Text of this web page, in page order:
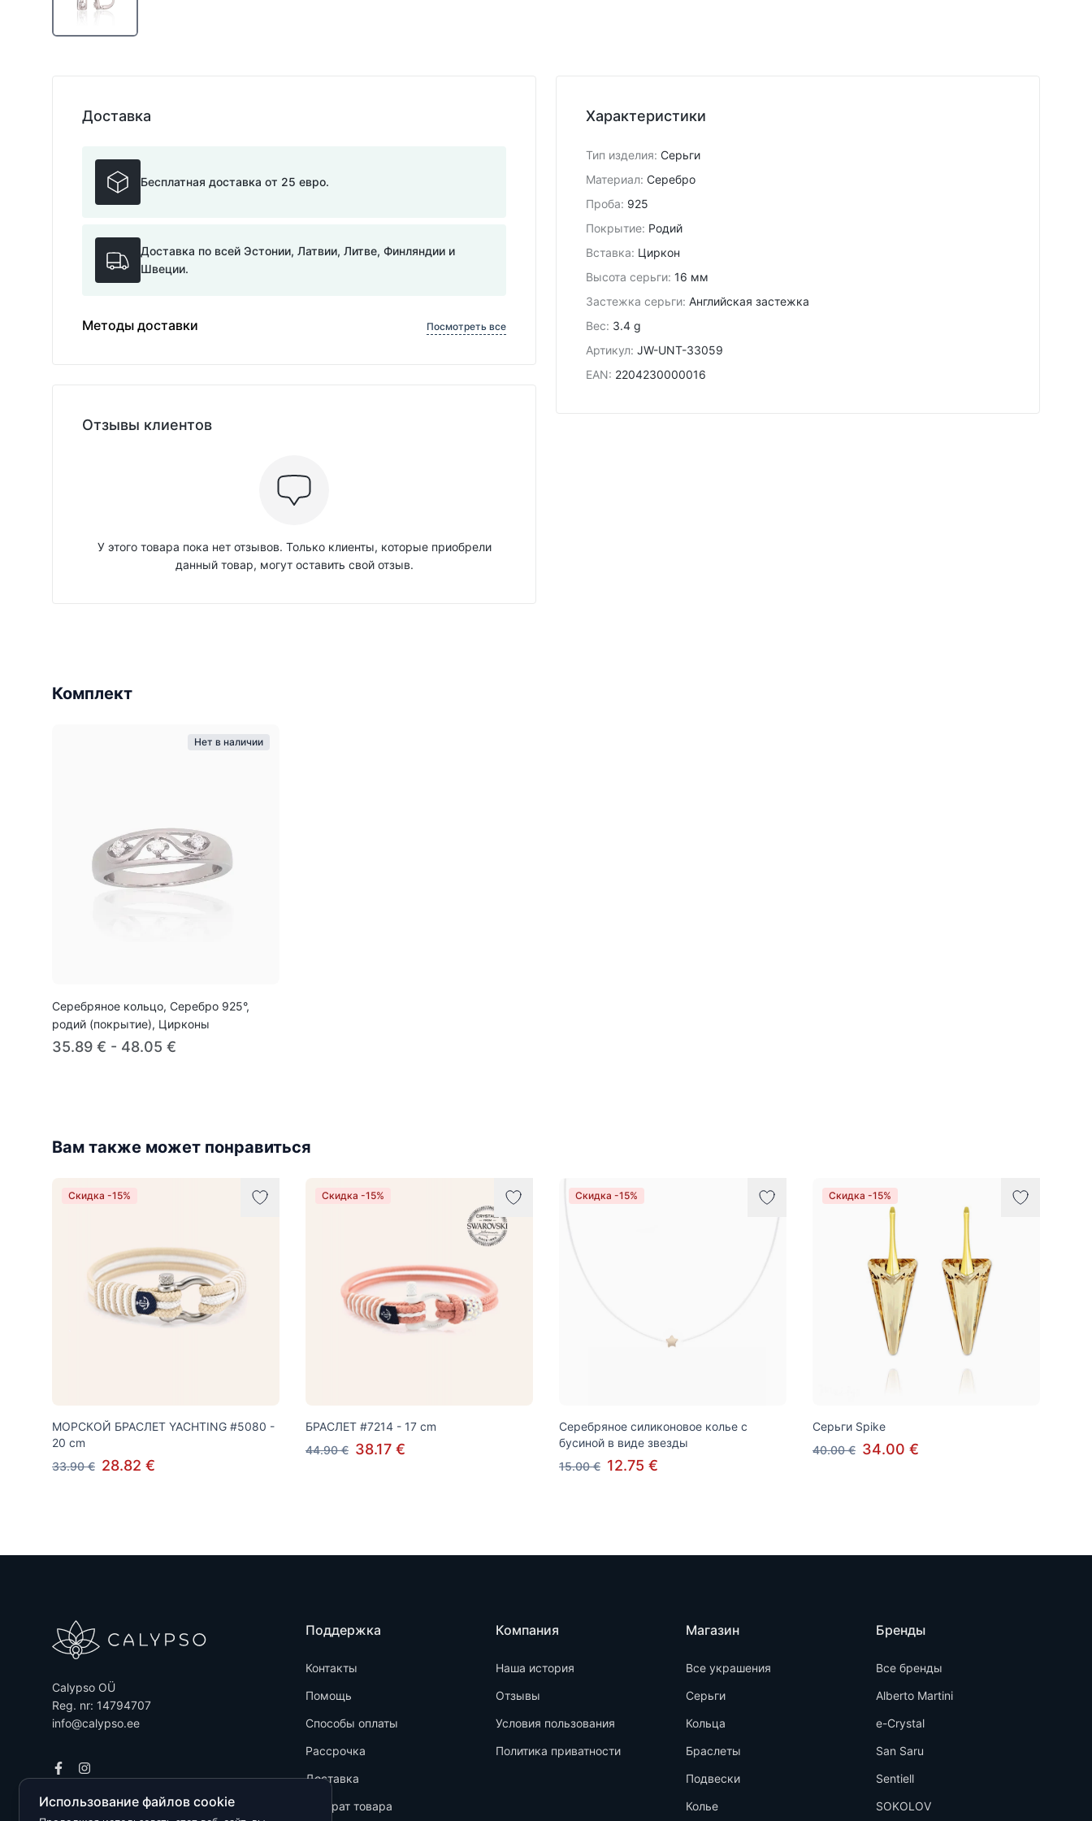
Характеристики
Тип изделия: Серьги
Материал: Серебро
Проба: 925
Покрытие: Родий
Вставка: Циркон
Высота серьги: 16 мм
Застежка серьги: Английская застежка
Вес: 3.4 g
Артикул: JW-UNT-33059
EAN: 2204230000016
Доставка
Бесплатная доставка от 25 евро.
Доставка по всей Эстонии, Латвии, Литве, Финляндии и
Швеции.
Методы доставки Посмотреть все
Отзывы клиентов
У этого товара пока нет отзывов. Только клиенты, которые приобрели
данный товар, могут оставить свой отзыв.
Комплект
Нет в наличии
Серебряное кольцо, Серебро 925°,
родий (покрытие), Цирконы
35.89 € - 48.05 €
Вам также может понравиться
Скидка -15%
МОРСКОЙ БРАСЛЕТ YACHTING #5080 -
20 cm
33.90 € 28.82 €
Скидка -15%
БРАСЛЕТ #7214 - 17 cm
44.90 € 38.17 €
Скидка -15%
Серебряное силиконовое колье с
бусиной в виде звезды
15.00 € 12.75 €
Скидка -15%
Серьги Spike
40.00 € 34.00 €
Calypso OÜ
Reg. nr: 14794707
info@calypso.ee
Поддержка
Контакты
Помощь
Способы оплаты
Рассрочка
Доставка
Возврат товара
Компания
Наша история
Отзывы
Условия пользования
Политика приватности
Магазин
Все украшения
Серьги
Кольца
Браслеты
Подвески
Колье
Бренды
Все бренды
Alberto Martini
e-Crystal
San Saru
Sentiell
SOKOLOV
Использование файлов cookie